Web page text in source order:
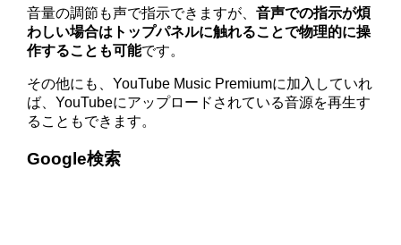
音量の調節も声で指示できますが、音声での指示が煩
わしい場合はトップパネルに触れることで物理的に操
作することも可能です。
その他にも、YouTube Music Premiumに加入していれ
ば、YouTubeにアップロードされている音源を再生す
ることもできます。
Google検索